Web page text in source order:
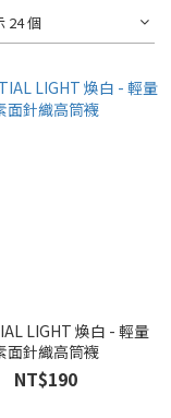
24 個
LIGHT 煥白 - 輕量
面針織高筒襪
NT$190